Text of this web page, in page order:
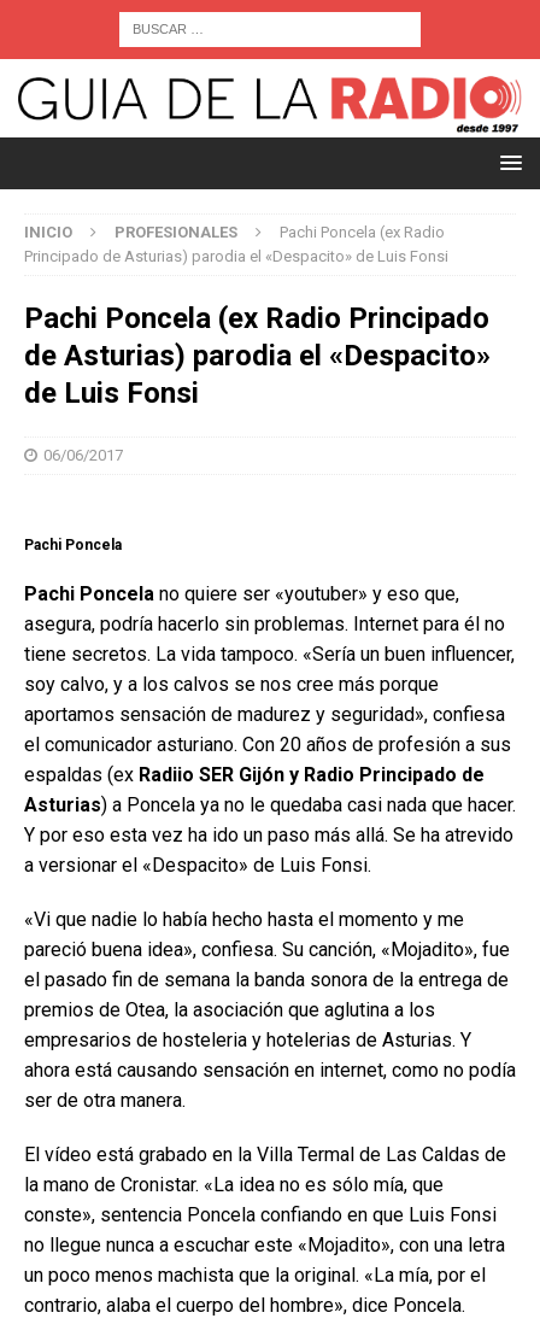
INICIO PROFESIONALES
Pachi Poncela (ex Radio
Principado de Asturias) parodia el «Despacito» de Luis Fonsi
Pachi Poncela (ex Radio Principado
de Asturias) parodia el «Despacito»
de Luis Fonsi
06/06/2017
Pachi Poncela
Pachi Poncela no quiere ser «youtuber» y eso que,
asegura, podría hacerlo sin problemas. Internet para él no
tiene secretos. La vida tampoco. «Sería un buen influencer,
soy calvo, y a los calvos se nos cree más porque
aportamos sensación de madurez y seguridad», confiesa
el comunicador asturiano. Con 20 años de profesión a sus
espaldas (ex Radiio SER Gijón y Radio Principado de
Asturias) a Poncela ya no le quedaba casi nada que hacer.
Y por eso esta vez ha ido un paso más allá. Se ha atrevido
a versionar el «Despacito» de Luis Fonsi.
«Vi que nadie lo había hecho hasta el momento y me
pareció buena idea», confiesa. Su canción, «Mojadito», fue
el pasado fin de semana la banda sonora de la entrega de
premios de Otea, la asociación que aglutina a los
empresarios de hosteleria y hotelerias de Asturias. Y
ahora está causando sensación en internet, como no podía
ser de otra manera.
El vídeo está grabado en la Villa Termal de Las Caldas de
la mano de Cronistar. «La idea no es sólo mía, que
conste», sentencia Poncela confiando en que Luis Fonsi
no llegue nunca a escuchar este «Mojadito», con una letra
un poco menos machista que la original. «La mía, por el
contrario, alaba el cuerpo del hombre», dice Poncela.